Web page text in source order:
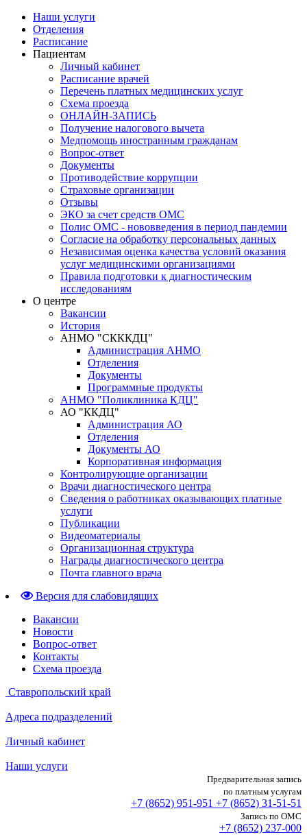
Наши услуги
Отделения
Расписание
Пациентам
Личный кабинет
Расписание врачей
Перечень платных медицинских услуг
Схема проезда
ОНЛАЙН-ЗАПИСЬ
Получение налогового вычета
Медпомощь иностранным гражданам
Вопрос-ответ
Документы
Противодействие коррупции
Страховые организации
Отзывы
ЭКО за счет средств ОМС
Полис ОМС - нововведения в период пандемии
Согласие на обработку персональных данных
Независимая оценка качества условий оказания
услуг медицинскими организациями
Правила подготовки к диагностическим
исследованиям
О центре
Вакансии
История
АНМО "СКККДЦ"
Администрация АНМО
Отделения
Документы
Программные продукты
АНМО "Поликлиника КДЦ"
АО "ККДЦ"
Администрация АО
Отделения
Документы АО
Корпоративная информация
Контролирующие организации
Врачи диагностического центра
Сведения о работниках оказывающих платные
услуги
Публикации
Видеоматериалы
Организационная структура
Награды диагностического центра
Почта главного врача
Версия для слабовидящих
Вакансии
Новости
Вопрос-ответ
Контакты
Схема проезда
Ставропольский край
Адреса подразделений
Личный кабинет
Наши услуги
Предварительная запись
по платным услугам
+7 (8652) 951-951 +7 (8652) 31-51-51
Запись по ОМС
+7 (8652) 237-000